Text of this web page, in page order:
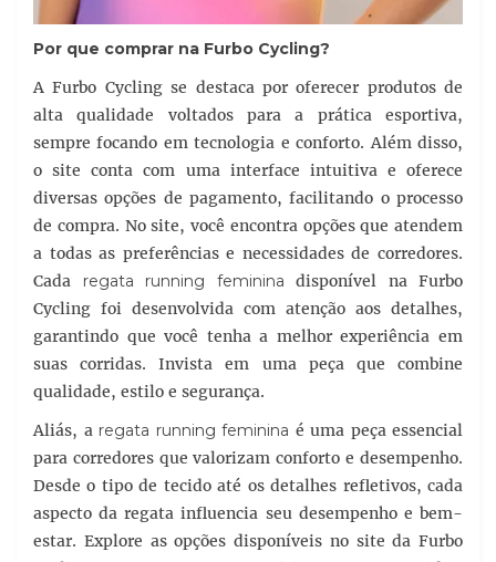
Por que comprar na Furbo Cycling?
A Furbo Cycling se destaca por oferecer produtos de
alta qualidade voltados para a prática esportiva,
sempre focando em tecnologia e conforto. Além disso,
o site conta com uma interface intuitiva e oferece
diversas opções de pagamento, facilitando o processo
de compra. No site, você encontra opções que atendem
a todas as preferências e necessidades de corredores.
Cada regata running feminina disponível na Furbo
Cycling foi desenvolvida com atenção aos detalhes,
garantindo que você tenha a melhor experiência em
suas corridas. Invista em uma peça que combine
qualidade, estilo e segurança.
Aliás, a regata running feminina é uma peça essencial
para corredores que valorizam conforto e desempenho.
Desde o tipo de tecido até os detalhes refletivos, cada
aspecto da regata influencia seu desempenho e bem-
estar. Explore as opções disponíveis no site da Furbo